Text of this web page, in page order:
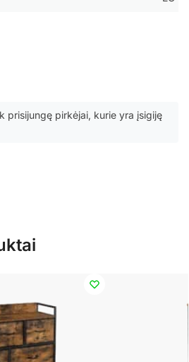
prisijungę pirkėjai, kurie yra įsigiję